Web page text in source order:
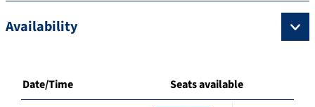
Availability
Date/Time Seats available